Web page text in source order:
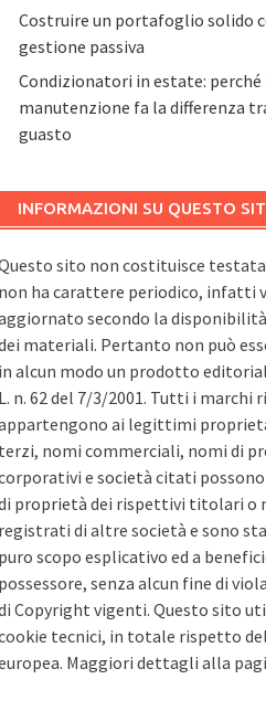
Costruire un portafoglio solido
gestione passiva
Condizionatori in estate: perché
manutenzione fa la differenza
guasto
INFORMAZIONI SU QUESTO
sito non costituisce
non ha carattere periodico, infatti
secondo la
materiali. Pertanto non può
in alcun modo un prodotto
L. n. 62 del 7/3/2001. Tutti i marchi
ai legittimi
terzi, nomi commerciali, nomi di
e società citati possono
proprietà dei rispettivi titolari o
registrati di altre società e sono
puro scopo esplicativo ed a
possessore, senza alcun fine di
Copyright vigenti. Questo sito
tecnici, in totale rispetto
Maggiori dettagli alla